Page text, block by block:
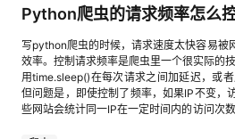
析能力，帮助企业深入分析用户行为路径和
析 结合用户标签、用户分群、用户画像等能
户群体特征。 让数据分析从“人工查询和配
数据洞察”。 *AI 数据助手能力范围与版本数
支持不同层级的数据分析与用户洞察。 三
用户视图 对于企业而言，用户往往存在于
站访问、 App 使用行为、小程序交互 、系统操作记录
一的用户视图。 针对这一问题，3.0 新增
Python爬虫的请求频率怎么控
写python爬虫的时候，请求速度太快容易被
效率。控制请求频率是爬虫里一个很实际的技巧。 自己控制频率的话
用time.sleep()在每次请求之间加延迟，或
但问题是，即使控制了频率，如果IP不变，
些网站会统计同一IP在一定时间内的访问次数，